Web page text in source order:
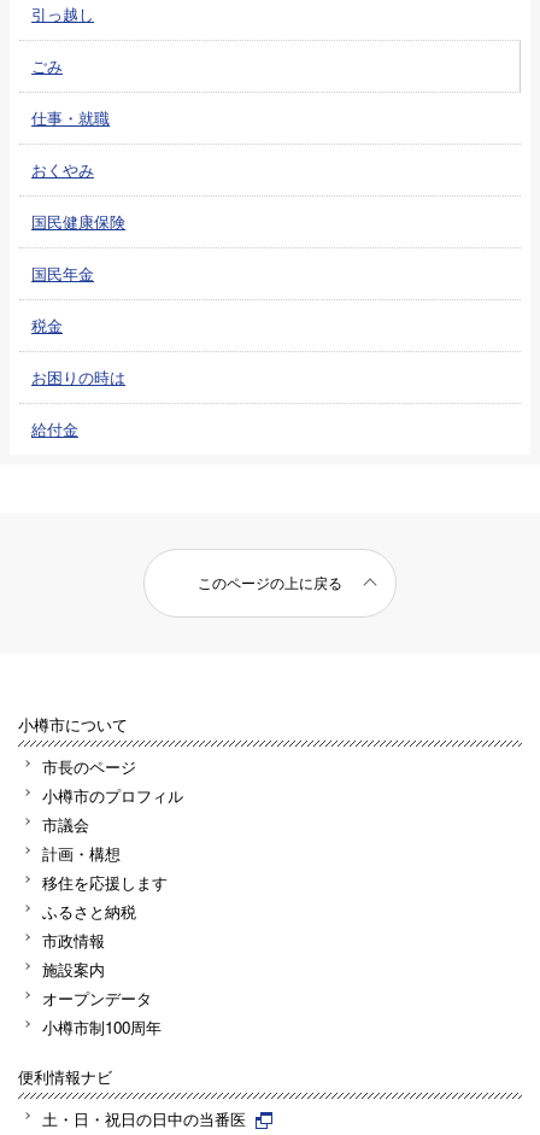
引っ越し
ごみ
仕事・就職
おくやみ
国民健康保険
国民年金
税金
お困りの時は
給付金
このページの上に戻る
小樽市について
市長のページ
小樽市のプロフィル
市議会
計画・構想
移住を応援します
ふるさと納税
市政情報
施設案内
オープンデータ
小樽市制100周年
便利情報ナビ
土・日・祝日の日中の当番医